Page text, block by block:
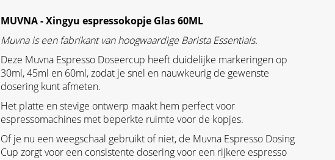
MUVNA - Xingyu espressokopje Glas 60ML
Muvna is een fabrikant van hoogwaardige Barista Essentials.
Deze Muvna Espresso Doseercup heeft duidelijke markeringen op
30ml, 45ml en 60ml, zodat je snel en nauwkeurig de gewenste
dosering kunt afmeten.
Het platte en stevige ontwerp maakt hem perfect voor
espressomachines met beperkte ruimte voor de kopjes.
Of je nu een weegschaal gebruikt of niet, de Muvna Espresso Dosing
Cup zorgt voor een consistente dosering voor een rijkere espresso